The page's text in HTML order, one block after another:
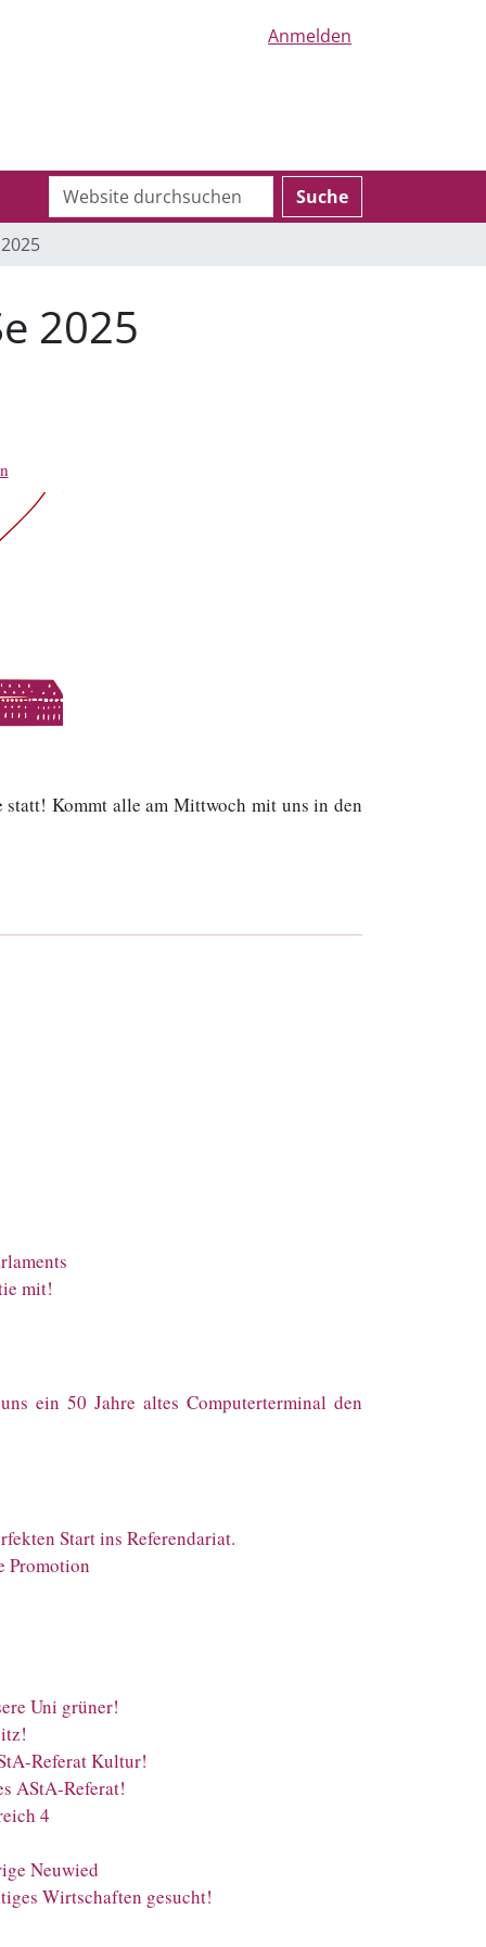
Anmelden
Website
durchsuchen
Suche
Erweiterte
Suche…
2025
Kommt alle am Mittwoch mit uns in den
mit!
ein 50 Jahre altes Computerterminal den
Start ins Referendariat.
Promotion
Uni grüner!
Referat Kultur!
AStA-Referat!
4
Neuwied
Wirtschaften gesucht!